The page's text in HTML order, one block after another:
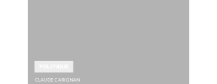
CLAUDE CARIGNAN